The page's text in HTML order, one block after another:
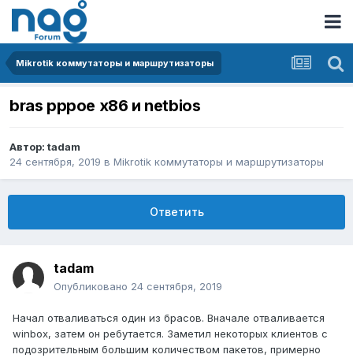
Mikrotik коммутаторы и маршрутизаторы
bras pppoe x86 и netbios
Автор: tadam
24 сентября, 2019 в Mikrotik коммутаторы и маршрутизаторы
Ответить
tadam
Опубликовано 24 сентября, 2019
Начал отваливаться один из брасов. Вначале отваливается
winbox, затем он ребутается. Заметил некоторых клиентов с
подозрительным большим количеством пакетов, примерно